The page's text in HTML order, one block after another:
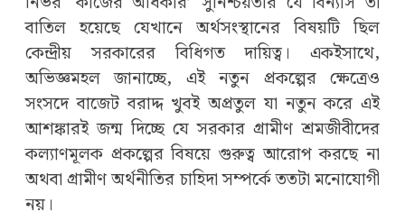
বাতিল হয়েছে যেখানে অর্থসংস্থানের বিষয়টি ছিল
কেন্দ্রীয় সরকারের বিধিগত দায়িত্ব। একইসাথে,
অভিজ্ঞমহল জানাচ্ছে, এই নতুন প্রকল্পের ক্ষেত্রেও
সংসদে বাজেট বরাদ্দ খুবই অপ্রতুল যা নতুন করে এই
আশঙ্কারই জন্ম দিচ্ছে যে সরকার গ্রামীণ শ্রমজীবীদের
কল্যাণমূলক প্রকল্পের বিষয়ে গুরুত্ব আরোপ করছে না
অথবা গ্রামীণ অর্থনীতির চাহিদা সম্পর্কে ততটা মনোযোগী
নয়।